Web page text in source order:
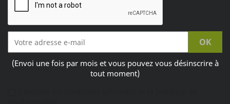
(Envoi une fois par mois et vous pouvez vous désinscrire à
tout moment)